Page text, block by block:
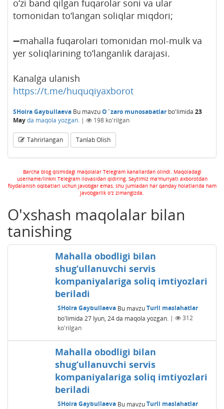
o‘zi band qilgan fuqarolar soni va ular
tomonidan to‘langan soliqlar miqdori;
➖mahalla fuqarolari tomonidan mol-mulk va
yer soliqlarining to‘langanlik darajasi.
Kanalga ulanish
https://t.me/huquqiyaxborot
SHoira Gaybullaeva Bu mavzuO`zaro munosabatlarbo'limida 23
Mayda maqola yozgan. | 198 ko'rilgan
Tahrirlangan Tanlab Olish
Barcha blog qismidagi maqolalar Telegram kanallardan olindi. Maqoladagi
username/linkni Telegram ilovasidan qidiring. Saytimiz ma'muriyati axborotdan
foydalanish oqibatlari uchun javobgar emas, shu jumladan har qanday holatlarida ham
javobgarlik o'z zimangizda.
O'xshash maqolalar bilan
tanishing
Mahalla obodligi bilan
shug‘ullanuvchi servis
kompaniyalariga soliq imtiyozlari
beriladi
SHoira Gaybullaeva Bu mavzuTurli maslahatlar
bo'limida 27 Iyun, 24 da maqola yozgan. |
312
ko'rilgan
Mahalla obodligi bilan
shug‘ullanuvchi servis
kompaniyalariga soliq imtiyozlari
beriladi
SHoira Gaybullaeva Bu mavzuTurli maslahatlar